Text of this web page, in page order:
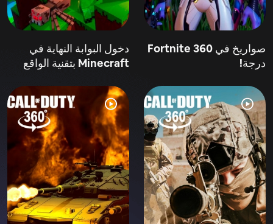
صواريخ في Fortnite 360
درجة!
دخول البوابة النهاية في
Minecraft بتقنية الواقع